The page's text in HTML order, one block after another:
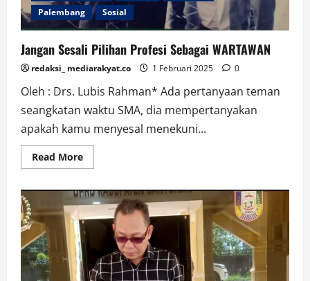
Palembang
Sosial
Jangan Sesali Pilihan Profesi Sebagai WARTAWAN
redaksi_ mediarakyat.co 1 Februari 2025 0
Oleh : Drs. Lubis Rahman* Ada pertanyaan teman
seangkatan waktu SMA, dia mempertanyakan
apakah kamu menyesal menekuni...
Read MoreRead
more
Sesali
Pilihan
Profesi
Sebagai
WARTAWAN